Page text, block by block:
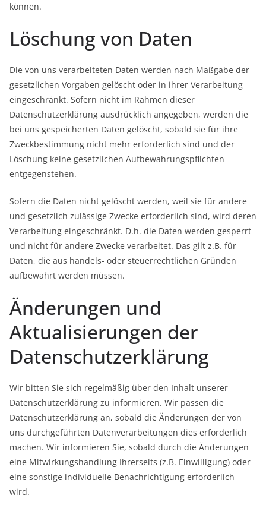
können.
Löschung von Daten
Die von uns verarbeiteten Daten werden nach Maßgabe der
gesetzlichen Vorgaben gelöscht oder in ihrer Verarbeitung
eingeschränkt. Sofern nicht im Rahmen dieser
Datenschutzerklärung ausdrücklich angegeben, werden die
bei uns gespeicherten Daten gelöscht, sobald sie für ihre
Zweckbestimmung nicht mehr erforderlich sind und der
Löschung keine gesetzlichen Aufbewahrungspflichten
entgegenstehen.
Sofern die Daten nicht gelöscht werden, weil sie für andere
und gesetzlich zulässige Zwecke erforderlich sind, wird deren
Verarbeitung eingeschränkt. D.h. die Daten werden gesperrt
und nicht für andere Zwecke verarbeitet. Das gilt z.B. für
Daten, die aus handels- oder steuerrechtlichen Gründen
aufbewahrt werden müssen.
Änderungen und
Aktualisierungen der
Datenschutzerklärung
Wir bitten Sie sich regelmäßig über den Inhalt unserer
Datenschutzerklärung zu informieren. Wir passen die
Datenschutzerklärung an, sobald die Änderungen der von
uns durchgeführten Datenverarbeitungen dies erforderlich
machen. Wir informieren Sie, sobald durch die Änderungen
eine Mitwirkungshandlung Ihrerseits (z.B. Einwilligung) oder
eine sonstige individuelle Benachrichtigung erforderlich
wird.